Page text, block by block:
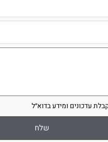
עדכונים ומידע בדוא״ל
שלח